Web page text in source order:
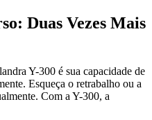
Duas Vezes Mais
Y-300 é sua capacidade de
Esqueça o retrabalho ou a
Com a Y-300, a